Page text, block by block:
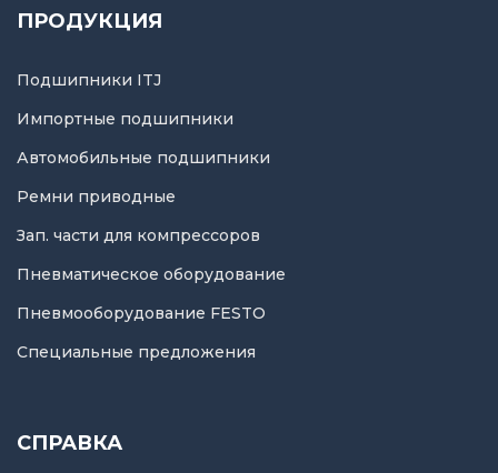
ПРОДУКЦИЯ
Подшипники ITJ
Импортные подшипники
Автомобильные подшипники
Ремни приводные
Зап. части для компрессоров
Пневматическое оборудование
Пневмооборудование FESTO
Специальные предложения
СПРАВКА